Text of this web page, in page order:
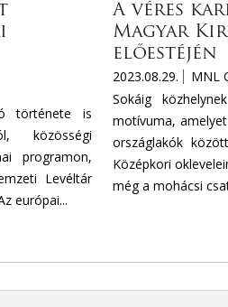
története is
közösségi
programon,
Levéltár
európai...
A véres
Magyar
előestéjén
2023.08.29. MNL
Sokáig
motívuma,
országlakók
Középkori
még a mohácsi